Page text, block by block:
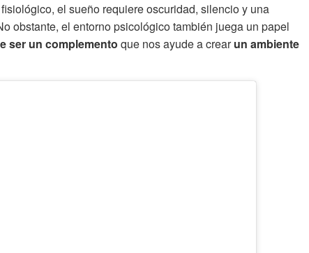
el sueño requiere oscuridad, silencio y una
obstante, el entorno psicológico también juega un papel
ser un complemento que nos ayude a crearun ambiente